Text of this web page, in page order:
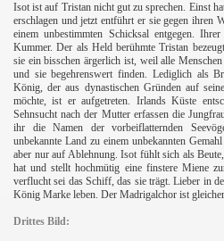
Isot ist auf Tristan nicht gut zu sprechen. Einst
erschlagen und jetzt entführt er sie gegen ihren
einem unbestimmten Schicksal entgegen.
Kummer. Der als Held berühmte Tristan
sie ein bisschen ärgerlich ist, weil alle
und sie begehrenswert finden. Lediglich als
König, der aus dynastischen Gründen auf
möchte, ist er aufgetreten. Irlands Küste
Sehnsucht nach der Mutter erfassen die
ihr die Namen der vorbeiflatternden
unbekannte Land zu einem unbekannten
aber nur auf Ablehnung. Isot fühlt sich als
hat und stellt hochmütig eine finstere Miene
verflucht sei das Schiff, das sie trägt. Lieber in
König Marke leben. Der Madrigalchor ist
Drittes Bild: